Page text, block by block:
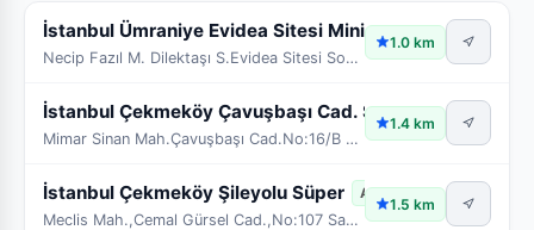
İstanbul Ümraniye Evidea Sitesi Mini Açık
Necip Fazıl M. Dilektaşı S.Evidea Sitesi Sosyal Tesis No:1 AG
1.0 km
İstanbul Çekmeköy Çavuşbaşı Cad. Süper Açık
Mimar Sinan Mah.Çavuşbaşı Cad.No:16/B Çekmeköy/İst
1.4 km
İstanbul Çekmeköy Şileyolu Süper Açık
Meclis Mah.,Cemal Gürsel Cad.,No:107 Sancaktepe/İs
1.5 km